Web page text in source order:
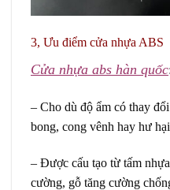
3, Ưu điểm cửa nhựa ABS
Cửa nhựa abs hàn quốc
– Cho dù độ ẩm có thay
bong, cong vênh hay hư
– Được cấu tạo từ tấm
cường, gỗ tăng cường